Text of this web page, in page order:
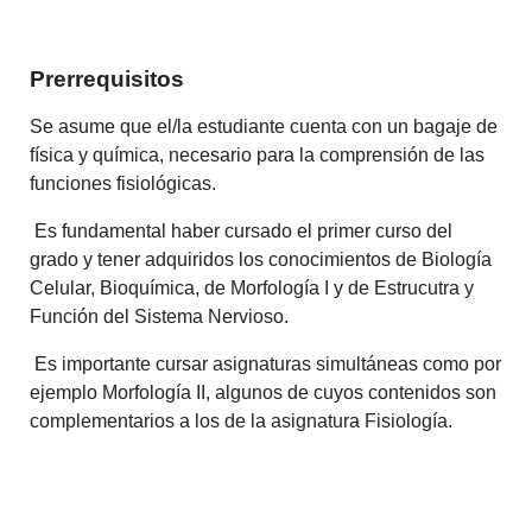
Prerrequisitos
Se asume que el/la estudiante cuenta con un bagaje de
física y química, necesario para la comprensión de las
funciones fisiológicas.
Es fundamental haber cursado el primer curso del
grado y tener adquiridos los conocimientos de Biología
Celular, Bioquímica, de Morfología I y de Estrucutra y
Función del Sistema Nervioso.
Es importante cursar asignaturas simultáneas como por
ejemplo Morfología II, algunos de cuyos contenidos son
complementarios a los de la asignatura Fisiología.